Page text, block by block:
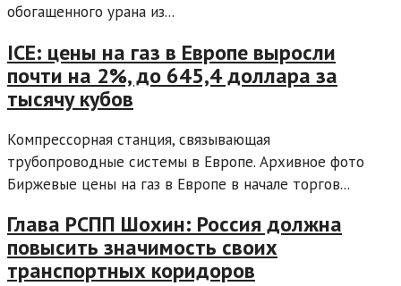
обогащенного урана из...
ICE: цены на газ в Европе выросли
почти на 2%, до 645,4 доллара за
тысячу кубов
Компрессорная станция, связывающая
трубопроводные системы в Европе. Архивное фото
Биржевые цены на газ в Европе в начале торгов...
Глава РСПП Шохин: Россия должна
повысить значимость своих
транспортных коридоров